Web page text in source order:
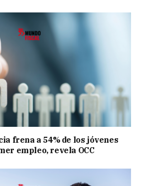
frena a 54% de los jóvenes
empleo, revela OCC